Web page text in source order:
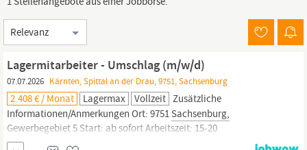
Sortierung
Lagermitarbeiter - Umschlag (m/w/d)
07.07.2026 Kärnten, Spittal an der Drau, 9751, Sachsenburg
2.408 € / Monat Lagermax Vollzeit Zusätzliche
Informationen/Anmerkungen Ort: 9751 Sachsenburg,
Gewerbegebiet 5 Start: ab sofort Arbeitszeit: 15-20
Wochenstunden (Mo-Fr: 05:00-08:00 Uhr oder 05:00-09:00 Uhr)